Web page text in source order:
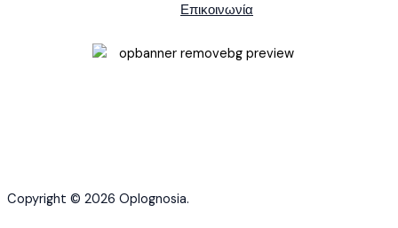
Επικοινωνία
Copyright © 2026 Oplognosia.